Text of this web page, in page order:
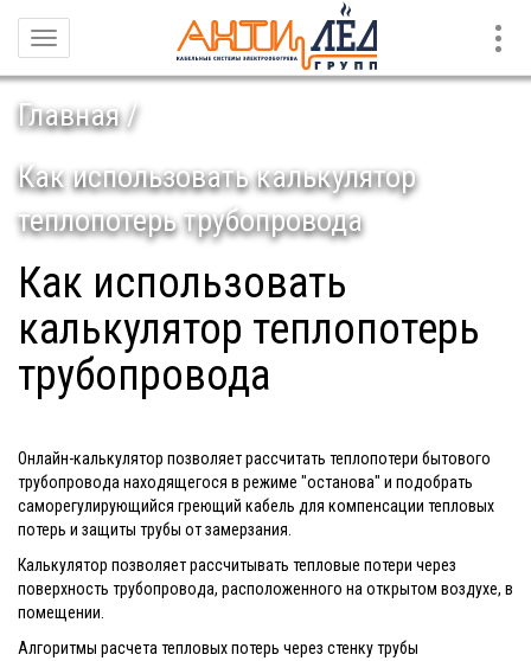
Навигация
Главная
Как использовать калькулятор
теплопотерь трубопровода
Как использовать
калькулятор теплопотерь
трубопровода
Онлайн-калькулятор позволяет рассчитать теплопотери бытового
трубопровода находящегося в режиме "останова" и подобрать
саморегулирующийся греющий кабель для компенсации тепловых
потерь и защиты трубы от замерзания.
Калькулятор позволяет рассчитывать тепловые потери через
поверхность трубопровода, расположенного на открытом воздухе, в
помещении.
Алгоритмы расчета тепловых потерь через стенку трубы